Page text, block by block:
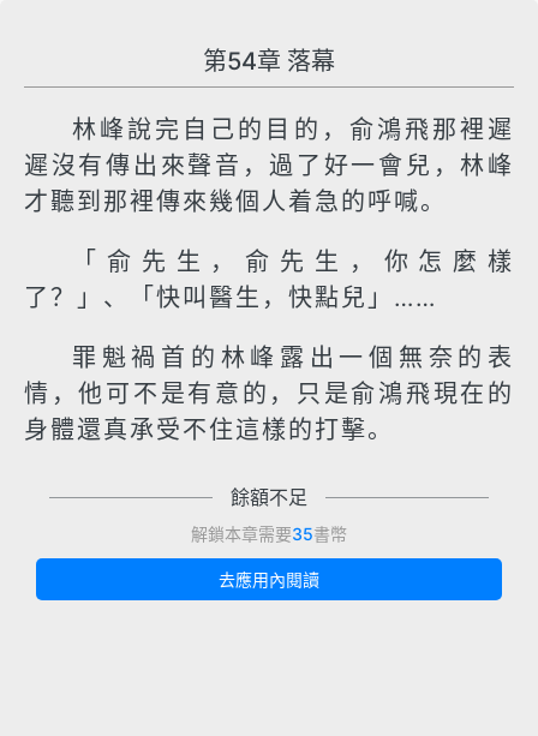
第54章 落幕
林峰說完自己的目的，俞鴻飛那裡遲
遲沒有傳出來聲音，過了好一會兒，林峰
才聽到那裡傳來幾個人着急的呼喊。
「俞先生，俞先生，你怎麼樣
了？」、「快叫醫生，快點兒」……
罪魁禍首的林峰露出一個無奈的表
情，他可不是有意的，只是俞鴻飛現在的
身體還真承受不住這樣的打擊。
餘額不足
解鎖本章需要35書幣
去應用內閱讀